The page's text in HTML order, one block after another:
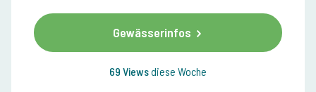
Gewässerinfos
69 Viewsdiese Woche